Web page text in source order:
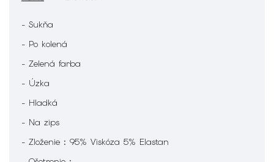
- Sukňa
- Po kolená
- Zelená farba
- Úzka
- Hladká
- Na zips
- Zloženie : 95% Viskóza 5% Elastan